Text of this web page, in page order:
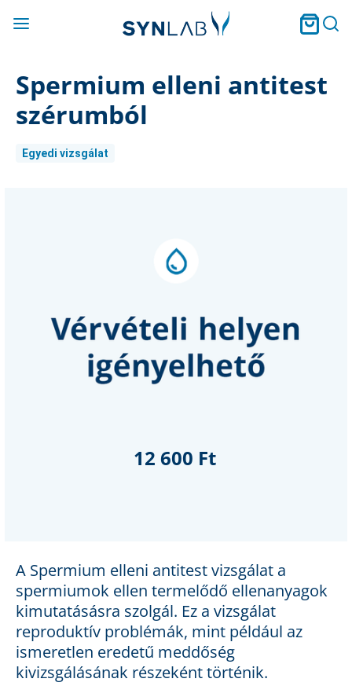
Spermium elleni antitest
szérumból
Egyedi vizsgálat
A Spermium elleni antitest vizsgálat a
spermiumok ellen termelődő ellenanyagok
kimutatásásra szolgál. Ez a vizsgálat
reproduktív problémák, mint például az
ismeretlen eredetű meddőség
kivizsgálásának részeként történik.
12 600 Ft